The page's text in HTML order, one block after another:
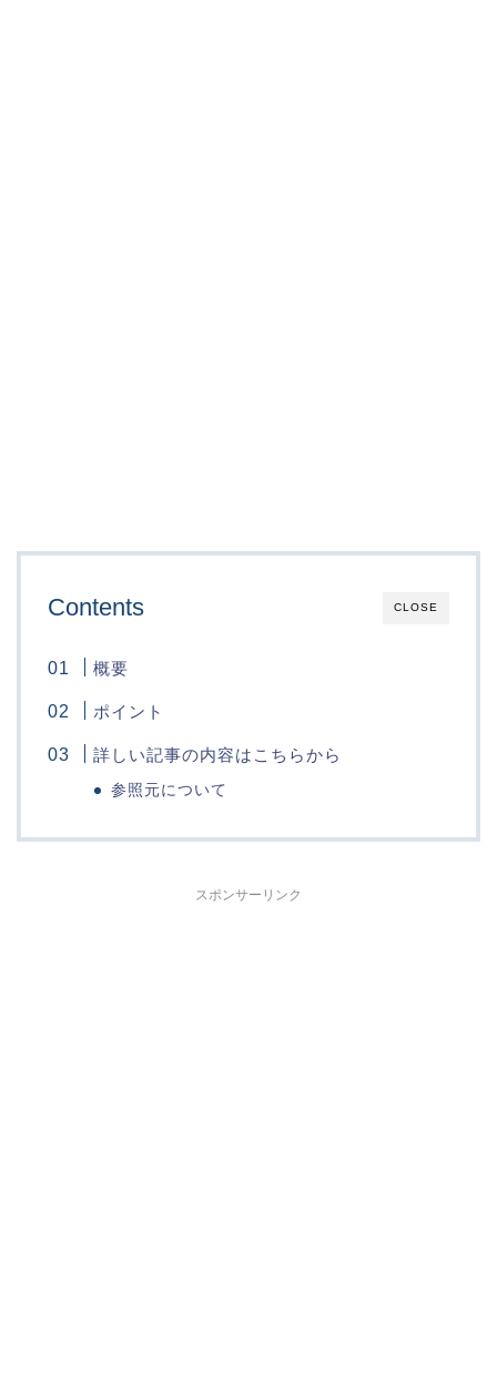
CLOSE
Contents
概要
ポイント
詳しい記事の内容はこちらから
参照元について
スポンサーリンク